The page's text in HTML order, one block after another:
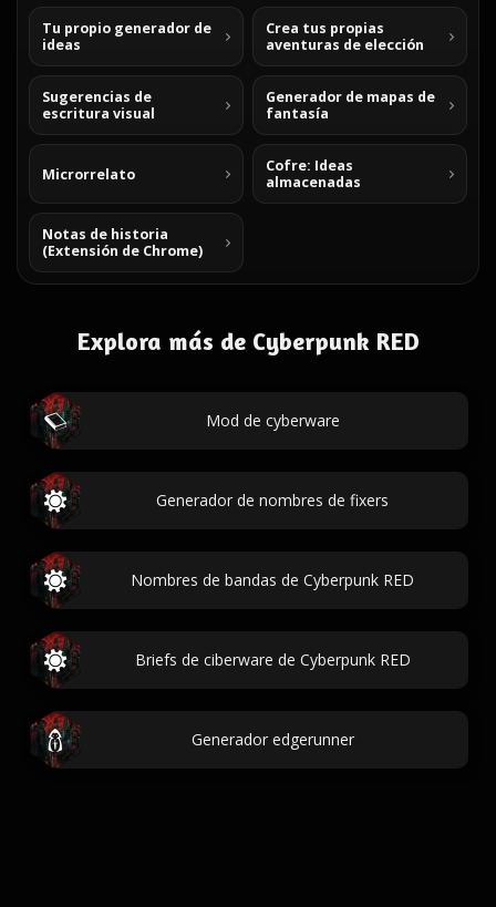
Tu propio generador de
ideas
Crea tus propias
aventuras de elección
Sugerencias de
escritura visual
Generador de mapas de
fantasía
Microrrelato
Cofre: Ideas
almacenadas
Notas de historia
(Extensión de Chrome)
Explora más de Cyberpunk RED
Mod de cyberware
Generador de nombres de fixers
Nombres de bandas de Cyberpunk RED
Briefs de ciberware de Cyberpunk RED
Generador edgerunner